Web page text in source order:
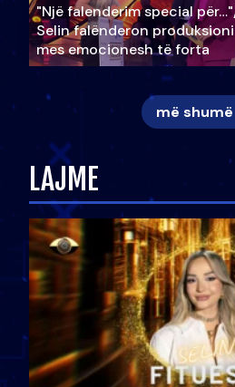
"Një falenderim special
Selin falënderon
mes emocionesh të forta
më
LAJME